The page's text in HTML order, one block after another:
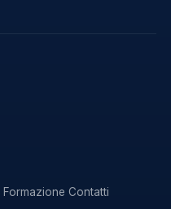
Formazione Contatti